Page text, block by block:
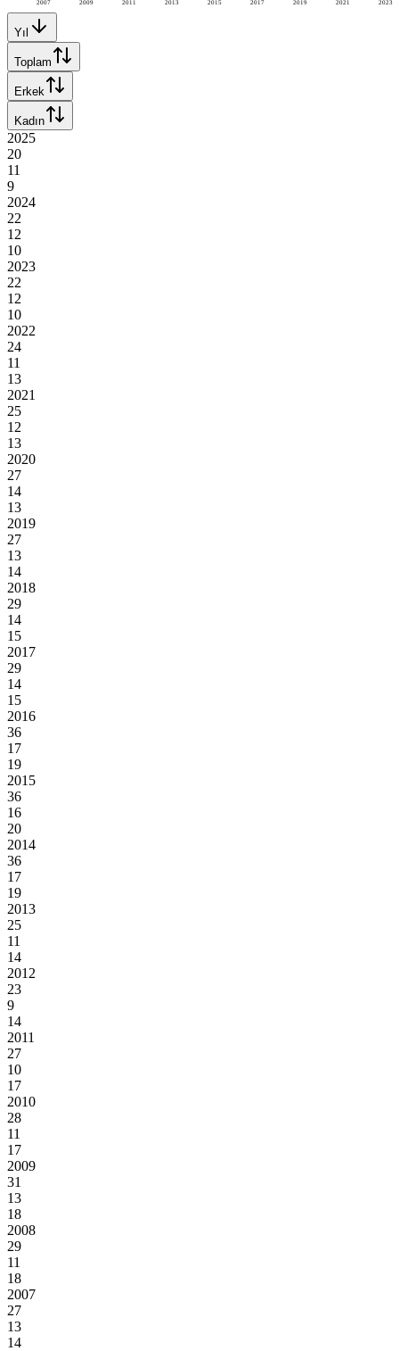
2007 2009 2011 2013 2015 2017 2019 2021 2023
Yıl
Toplam
Erkek
Kadın
2025
20
11
9
2024
22
12
10
2023
22
12
10
2022
24
11
13
2021
25
12
13
2020
27
14
13
2019
27
13
14
2018
29
14
15
2017
29
14
15
2016
36
17
19
2015
36
16
20
2014
36
17
19
2013
25
11
14
2012
23
9
14
2011
27
10
17
2010
28
11
17
2009
31
13
18
2008
29
11
18
2007
27
13
14